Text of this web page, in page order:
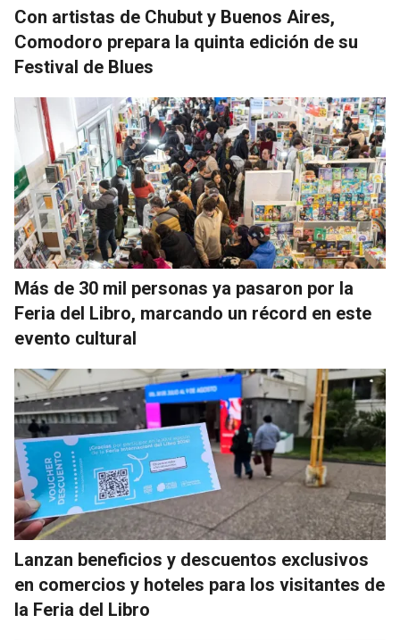
Con artistas de Chubut y Buenos Aires,
Comodoro prepara la quinta edición de su
Festival de Blues
Más de 30 mil personas ya pasaron por la
Feria del Libro, marcando un récord en este
evento cultural
Lanzan beneficios y descuentos exclusivos
en comercios y hoteles para los visitantes de
la Feria del Libro